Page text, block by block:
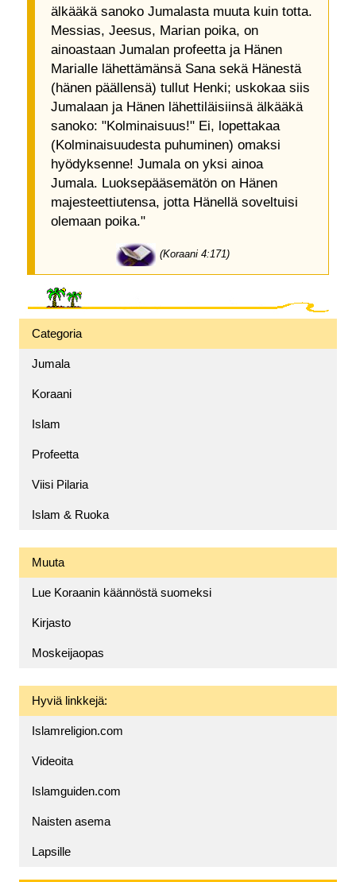
älkääkä sanoko Jumalasta muuta kuin totta.
Messias, Jeesus, Marian poika, on
ainoastaan Jumalan profeetta ja Hänen
Marialle lähettämänsä Sana sekä Hänestä
(hänen päällensä) tullut Henki; uskokaa siis
Jumalaan ja Hänen lähettiläisiinsä älkääkä
sanoko: "Kolminaisuus!" Ei, lopettakaa
(Kolminaisuudesta puhuminen) omaksi
hyödyksenne! Jumala on yksi ainoa
Jumala. Luoksepääsemätön on Hänen
majesteettiutensa, jotta Hänellä soveltuisi
olemaan poika."
(Koraani 4:171)
Categoria
Jumala
Koraani
Islam
Profeetta
Viisi Pilaria
Islam & Ruoka
Muuta
Lue Koraanin käännöstä suomeksi
Kirjasto
Moskeijaopas
Hyviä linkkejä:
Islamreligion.com
Videoita
Islamguiden.com
Naisten asema
Lapsille